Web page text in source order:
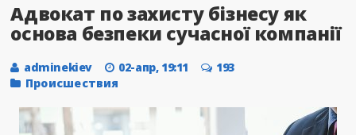
Адвокат по захисту бізнесу як
основа безпеки сучасної компанії
adminekiev 02-апр, 19:11
193
Происшествия